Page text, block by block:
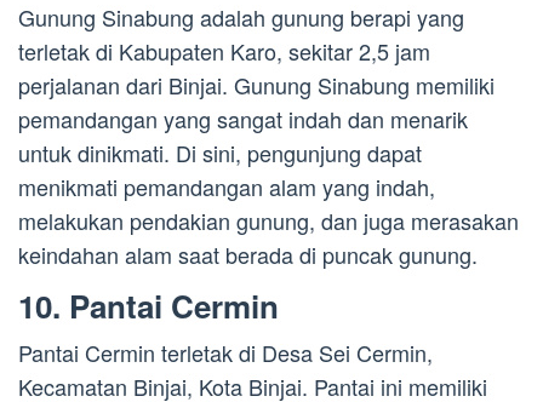
Gunung Sinabung adalah gunung berapi yang
terletak di Kabupaten Karo, sekitar 2,5 jam
perjalanan dari Binjai. Gunung Sinabung memiliki
pemandangan yang sangat indah dan menarik
untuk dinikmati. Di sini, pengunjung dapat
menikmati pemandangan alam yang indah,
melakukan pendakian gunung, dan juga merasakan
keindahan alam saat berada di puncak gunung.
10. Pantai Cermin
Pantai Cermin terletak di Desa Sei Cermin,
Kecamatan Binjai, Kota Binjai. Pantai ini memiliki